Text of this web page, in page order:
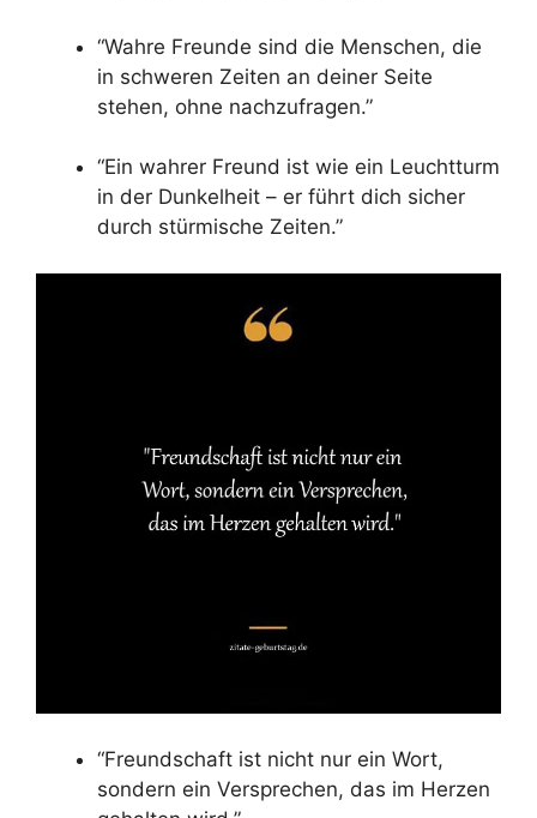
“Wahre Freunde sind die Menschen, die
in schweren Zeiten an deiner Seite
stehen, ohne nachzufragen.”
“Ein wahrer Freund ist wie ein Leuchtturm
in der Dunkelheit – er führt dich sicher
durch stürmische Zeiten.”
“Freundschaft ist nicht nur ein Wort,
sondern ein Versprechen, das im Herzen